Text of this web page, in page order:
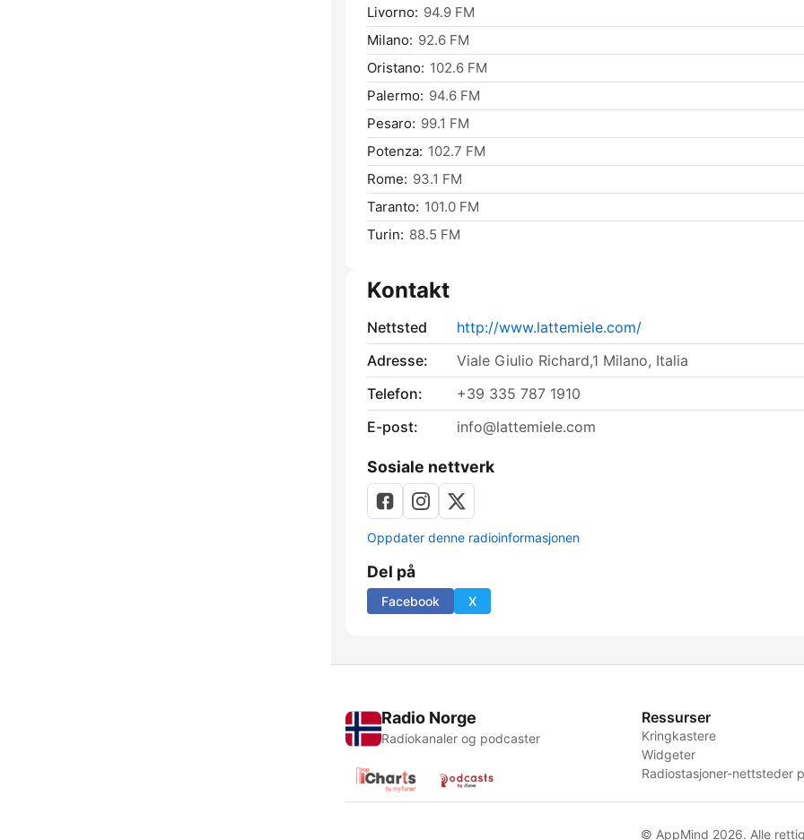
Livorno: 94.9 FM
Milano: 92.6 FM
Oristano: 102.6 FM
Palermo: 94.6 FM
Pesaro: 99.1 FM
Potenza: 102.7 FM
Rome: 93.1 FM
Taranto: 101.0 FM
Turin: 88.5 FM
Kontakt
Nettsted
http://www.lattemiele.com/
Adresse:
Viale Giulio Richard,1 Milano, Italia
Telefon:
+39 335 787 1910
E-post:
info@lattemiele.com
Sosiale nettverk
Oppdater denne radioinformasjonen
Del på
Facebook X
Radio Norge
Radiokanaler og podcaster
Ressurser
Kringkastere
Widgeter
Radiostasjoner-nettsteder
© AppMind 2026. Alle